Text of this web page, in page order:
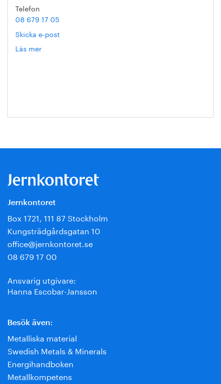
Telefon
08 679 17 05
Skicka e-post
Läs mer
Jernkontoret
Box 1721, 111 87 Stockholm
Kungsträdgårdsgatan 10
office@jernkontoret.se
08 679 17 00
Ansvarig utgivare:
Hanna Escobar-Jansson
Besök även:
Metalliska material
Swedish Metals & Minerals
Energihandboken
Metallkompetens